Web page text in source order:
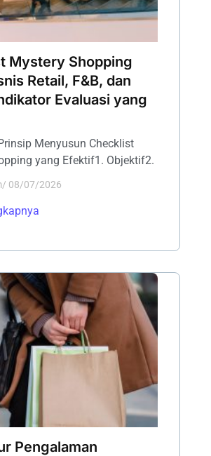
Mystery Shopping
Retail, F&B, dan
Evaluasi yang
Menyusun Checklist
yang Efektif1. Objektif2.
/ 08/07/2026
Pengalaman